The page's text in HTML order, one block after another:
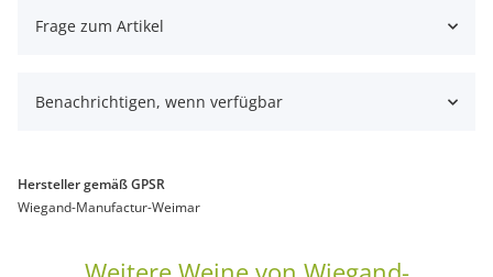
Frage zum Artikel
Benachrichtigen, wenn verfügbar
Hersteller gemäß GPSR
Wiegand-Manufactur-Weimar